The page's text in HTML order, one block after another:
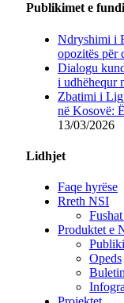
Publikimet e
Ndryshimi i
opozitës për
Dialogu
i udhëhequr
Zbatimi i
në Kosovë:
13/03/2026
Lidhjet
Faqe hyrëse
Rreth NSI
Produktet e
Opeds